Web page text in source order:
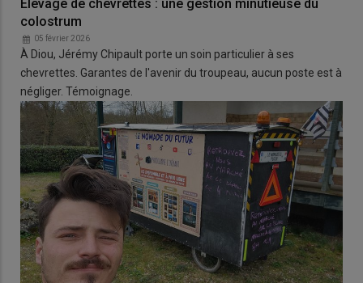
Élevage de chevrettes : une gestion minutieuse du
colostrum
05 février 2026
À Diou, Jérémy Chipault porte un soin particulier à ses
chevrettes. Garantes de l'avenir du troupeau, aucun poste est à
négliger. Témoignage.